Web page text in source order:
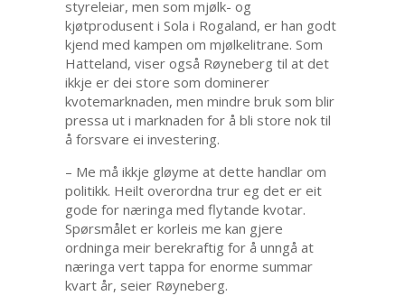
styreleiar, men som mjølk- og
kjøtprodusent i Sola i Rogaland, er han godt
kjend med kampen om mjølkelitrane. Som
Hatteland, viser også Røyneberg til at det
ikkje er dei store som dominerer
kvotemarknaden, men mindre bruk som blir
pressa ut i marknaden for å bli store nok til
å forsvare ei investering.
– Me må ikkje gløyme at dette handlar om
politikk. Heilt overordna trur eg det er eit
gode for næringa med flytande kvotar.
Spørsmålet er korleis me kan gjere
ordninga meir berekraftig for å unngå at
næringa vert tappa for enorme summar
kvart år, seier Røyneberg.